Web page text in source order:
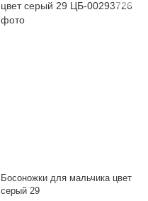
Босоножки для мальчика цвет
серый 29